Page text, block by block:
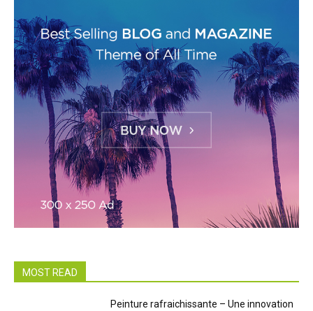
MOST READ
Peinture rafraichissante – Une innovation